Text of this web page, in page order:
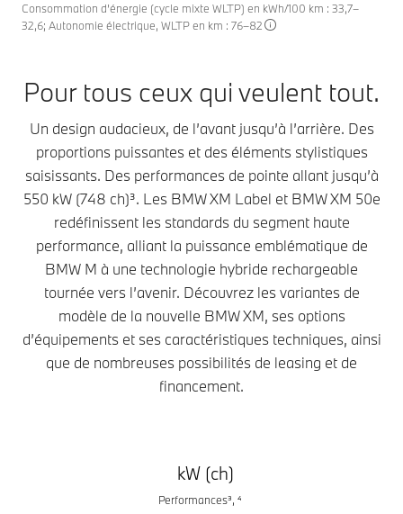
Consommation d’énergie (cycle mixte WLTP) en kWh/100 km : 33,7–
32,6; Autonomie électrique, WLTP en km : 76–82
Pour tous ceux qui veulent tout.
Un design audacieux, de l’avant jusqu’à l’arrière. Des
proportions puissantes et des éléments stylistiques
saisissants. Des performances de pointe allant jusqu’à
550 kW (748 ch)³. Les BMW XM Label et BMW XM 50e
redéfinissent les standards du segment haute
performance, alliant la puissance emblématique de
BMW M à une technologie hybride rechargeable
tournée vers l’avenir. Découvrez les variantes de
modèle de la nouvelle BMW XM, ses options
d’équipements et ses caractéristiques techniques, ainsi
que de nombreuses possibilités de leasing et de
financement.
kW (ch)
Performances³, ⁴